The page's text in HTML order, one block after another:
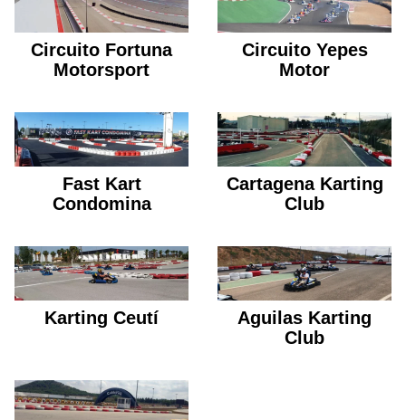
Circuito Fortuna
Motorsport
Circuito Yepes
Motor
Fast Kart
Condomina
Cartagena Karting
Club
Karting Ceutí
Aguilas Karting
Club